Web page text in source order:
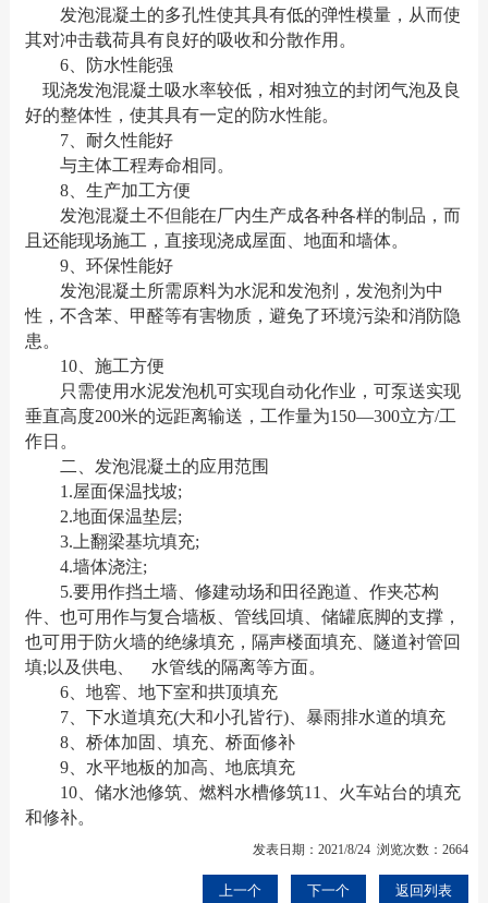
发泡混凝土的多孔性使其具有低的弹性模量，从而使
其对冲击载荷具有良好的吸收和分散作用。
6、防水性能强
现浇发泡混凝土吸水率较低，相对独立的封闭气泡及良
好的整体性，使其具有一定的防水性能。
7、耐久性能好
与主体工程寿命相同。
8、生产加工方便
发泡混凝土不但能在厂内生产成各种各样的制品，而
且还能现场施工，直接现浇成屋面、地面和墙体。
9、环保性能好
发泡混凝土所需原料为水泥和发泡剂，发泡剂为中
性，不含苯、甲醛等有害物质，避免了环境污染和消防隐
患。
10、施工方便
只需使用水泥发泡机可实现自动化作业，可泵送实现
垂直高度200米的远距离输送，工作量为150—300立方/工
作日。
二、发泡混凝土的应用范围
1.屋面保温找坡;
2.地面保温垫层;
3.上翻梁基坑填充;
4.墙体浇注;
5.要用作挡土墙、修建动场和田径跑道、作夹芯构
件、也可用作与复合墙板、管线回填、储罐底脚的支撑，
也可用于防火墙的绝缘填充，隔声楼面填充、隧道衬管回
填;以及供电、 水管线的隔离等方面。
6、地窖、地下室和拱顶填充
7、下水道填充(大和小孔皆行)、暴雨排水道的填充
8、桥体加固、填充、桥面修补
9、水平地板的加高、地底填充
10、储水池修筑、燃料水槽修筑11、火车站台的填充
和修补。
发表日期：2021/8/24 浏览次数：2664
上一个 下一个 返回列表